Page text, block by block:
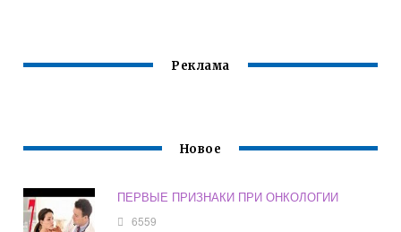
Реклама
Новое
ПЕРВЫЕ ПРИЗНАКИ ПРИ ОНКОЛОГИИ
6559